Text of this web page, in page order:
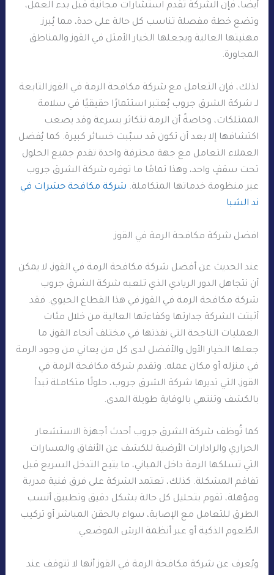
أيضًا، فإن الشركة تقدم استشارات مجانية قبل بدء العمل،
وتضع خطة مفصلة تناسب كل حالة على حدة، مما يُبرز
مهنيتها العالية ويجعلها الخيار الأمثل في القوز والمناطق
المجاورة.
لذلك، فإن التعامل مع شركة مكافحة الرمة في القوز التابعة
لـ شركة الشرق جروب يُعتبر استثمارًا حقيقيًا في سلامة
الممتلكات، وخاصةً أن الرمة تتكاثر بسرعة وقد يصعب
اكتشافها إلا بعد أن تكون قد سبّبت خسائر كبيرة. كما يُفضل
العملاء التعامل مع جهة محترفة واحدة تقدم جميع الحلول
تحت سقفٍ واحد، وهذا تمامًا ما توفره شركة الشرق جروب
عبر منظومة خدماتها المتكاملة. شركة مكافحة حشرات في
ند الشبا
افضل شركة مكافحة الرمة في القوز
عند الحديث عن أفضل شركة مكافحة الرمة في القوز، لا يمكن
أن نتجاهل الدور الريادي الذي تلعبه شركة الشرق جروب
شركة مكافحة الرمة في القوز في هذا القطاع الحيوي. فقد
أثبتت الشركة جدارتها وكفاءتها العالية من خلال مئات
العمليات الناجحة التي نفذتها في مختلف أنحاء القوز، ما
جعلها الخيار الأول والأفضل لدى كل من يعاني من وجود الرمة
في منزله أو مكان عمله. وتقدم شركة مكافحة الرمة في
القوز، التي تديرها شركة الشرق جروب، حلولًا متكاملة تبدأ
بالكشف وتنتهي بالوقاية طويلة المدى.
كما تُوظف شركة الشرق جروب أحدث أجهزة الاستشعار
الحراري والرادارات الأرضية للكشف عن الأنفاق والمسارات
التي تسلكها الرمة داخل المباني، ما يتيح التدخل السريع قبل
تفاقم المشكلة. كذلك، تعتمد الشركة على فرق فنية مدربة
ومؤهلة، تقوم بتحليل كل حالة بشكل دقيق وتطبيق أنسب
الطرق للتعامل مع الإصابة، سواء بالحقن المباشر أو تركيب
الطُعوم الذكية أو عبر أنظمة الرش الموضعي.
ويُعرف عن شركة مكافحة الرمة في القوز أنها لا تتوقف عند